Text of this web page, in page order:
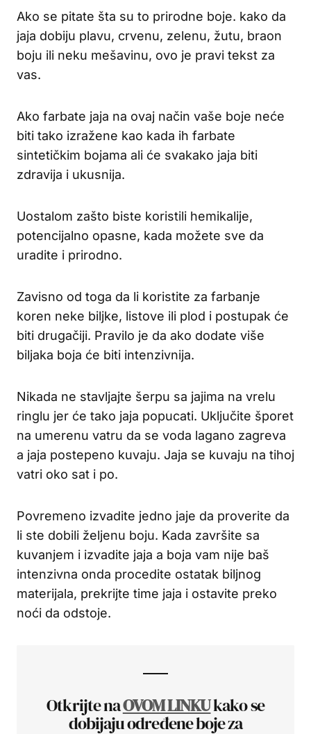
Ako se pitate šta su to prirodne boje. kako da
jaja dobiju plavu, crvenu, zelenu, žutu, braon
boju ili neku mešavinu, ovo je pravi tekst za
vas.
Ako farbate jaja na ovaj način vaše boje neće
biti tako izražene kao kada ih farbate
sintetičkim bojama ali će svakako jaja biti
zdravija i ukusnija.
Uostalom zašto biste koristili hemikalije,
potencijalno opasne, kada možete sve da
uradite i prirodno.
Zavisno od toga da li koristite za farbanje
koren neke biljke, listove ili plod i postupak će
biti drugačiji. Pravilo je da ako dodate više
biljaka boja će biti intenzivnija.
Nikada ne stavljajte šerpu sa jajima na vrelu
ringlu jer će tako jaja popucati. Uključite šporet
na umerenu vatru da se voda lagano zagreva
a jaja postepeno kuvaju. Jaja se kuvaju na tihoj
vatri oko sat i po.
Povremeno izvadite jedno jaje da proverite da
li ste dobili željenu boju. Kada završite sa
kuvanjem i izvadite jaja a boja vam nije baš
intenzivna onda procedite ostatak biljnog
materijala, prekrijte time jaja i ostavite preko
noći da odstoje.
Otkrijte naOVOM LINKUkako se
dobijaju određene boje za